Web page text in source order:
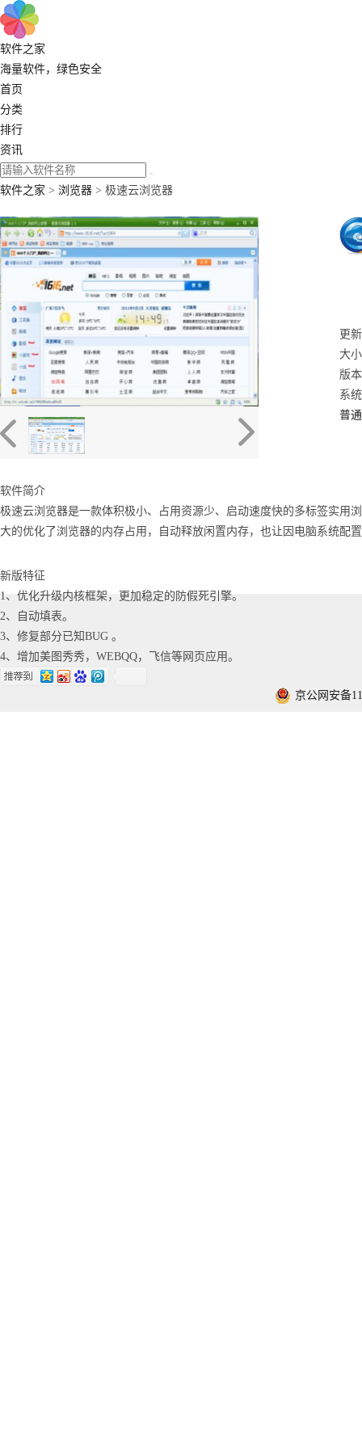
软件之家
海量软件，绿色安全
首页
分类
排行
资讯
软件之家 > 浏览器 > 极速云浏览器
更
大
版
系
普
软件简介
极速云浏览器是一款体积极小、占用资源少、启动速度快的多标签实用
大的优化了浏览器的内存占用，自动释放闲置内存，也让因电脑系统配
新版特征
1、优化升级内核框架，更加稳定的防假死引擎。
2、自动填表。
3、修复部分已知BUG 。
4、增加美图秀秀，WEBQQ，飞信等网页应用。
京公网安备